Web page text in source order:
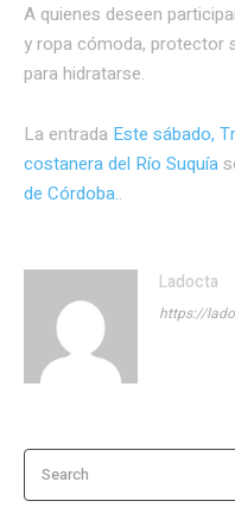
A quienes deseen
y ropa cómoda, protector
para hidratarse.
La entrada Este sábado,
costanera del Río Suquía
de Córdoba..
Ladocta
https://
Search